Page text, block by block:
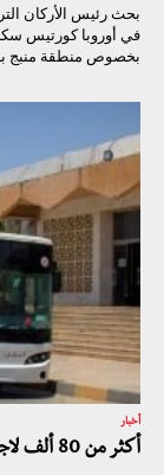
بحث رئيس الأركان
في أوروبا كورتيس
بخصوص منطقة منبج
أخبار
أكثر من 80 ألف لاجئ في تركيا يعودون إلى سوريا لقضاء عطلة العيد